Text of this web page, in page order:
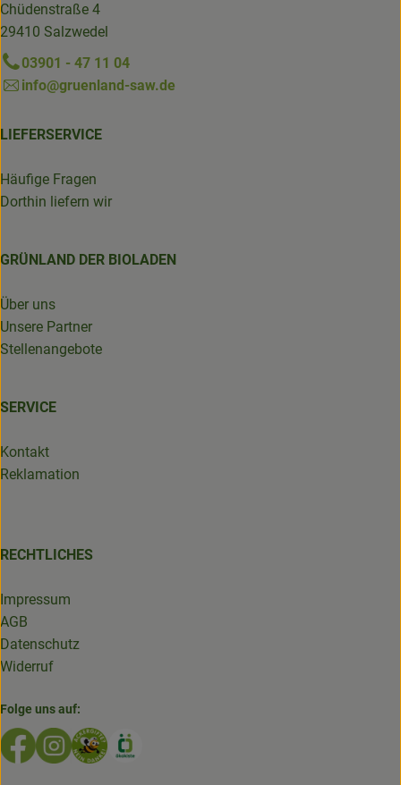
Chüdenstraße 4
29410 Salzwedel
03901 - 47 11 04
info@gruenland-saw.de
LIEFERSERVICE
Häufige Fragen
Dorthin liefern wir
GRÜNLAND DER BIOLADEN
Über uns
Unsere Partner
Stellenangebote
SERVICE
Kontakt
Reklamation
RECHTLICHES
Impressum
AGB
Datenschutz
Widerruf
Folge uns auf:
Externer Link zu https://www.facebook.com/
Externer Link zu https://www.instagram.com/
Externer Link zu https://www.bioladen-